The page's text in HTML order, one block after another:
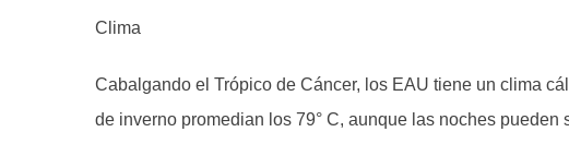
Clima
Cabalgando el Trópico de Cáncer, los EAU tiene un clima
de inverno promedian los 79° C, aunque las noches